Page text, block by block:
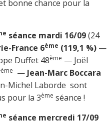
bonne chance pour la
séance mardi 16/09(24
France 6ème (119,1 %)—
Duffet 48ème — Joël
ème — Jean-Marc Boccara
Michel Laborde sont
pour la 3ème séance !
séance mercredi 17/09